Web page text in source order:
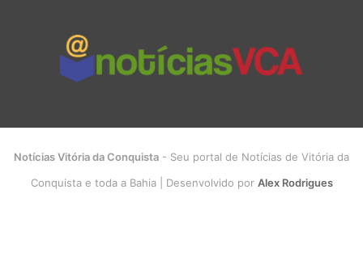
Notícias Vitória da Conquista - Seu portal de Notícias de Vitória da
Conquista e toda a Bahia | Desenvolvido por Alex Rodrigues